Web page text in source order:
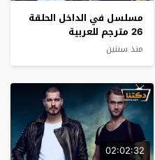
مسلسل في الداخل الحلقة
26 مترجم للعربية
منذ سنتين
02:02:32